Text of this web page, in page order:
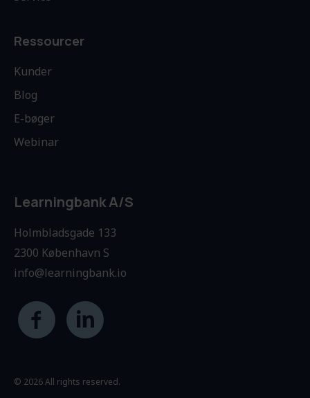
Ressourcer
Kunder
Blog
E-bøger
Webinar
Learningbank A/S
Holmbladsgade 133
2300 København S
info@learningbank.io
© 2026 All rights reserved.